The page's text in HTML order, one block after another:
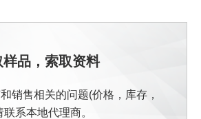
样品，索取资料
销售相关的问题(价格，库存，
系本地代理商。